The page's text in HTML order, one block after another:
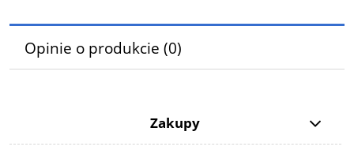
Opinie o produkcie (0)
Zakupy